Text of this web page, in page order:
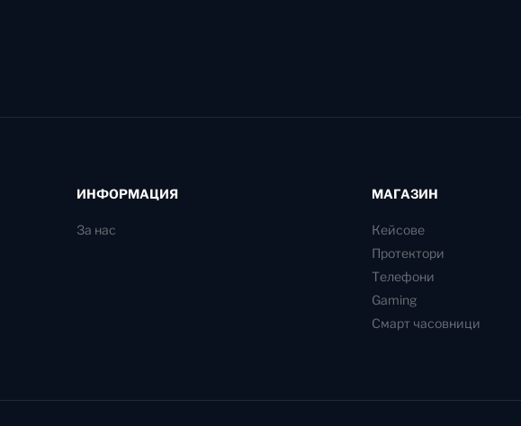
ИНФОРМАЦИЯ
За нас
МАГАЗИН
Кейсове
Протектори
Телефони
Gaming
Смарт часовници